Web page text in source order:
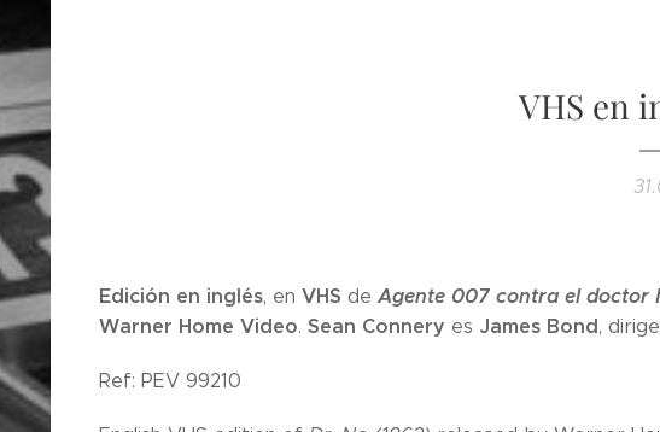
VHS en
Edición en inglés, en VHS de Agente 007 contra el doctor
Warner Home Video. Sean Connery es James Bond, dirige
Ref: PEV 99210